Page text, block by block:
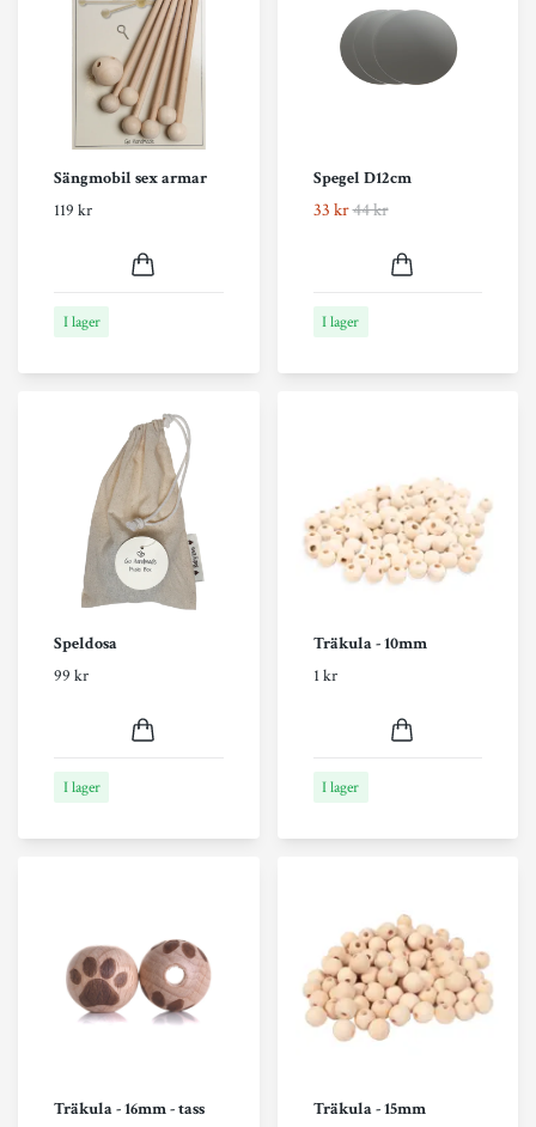
Sängmobil sex armar
119 kr
I lager
Spegel D12cm
33 kr44 kr
I lager
Speldosa
99 kr
I lager
Träkula - 10mm
1 kr
I lager
Träkula - 16mm - tass
Träkula - 15mm